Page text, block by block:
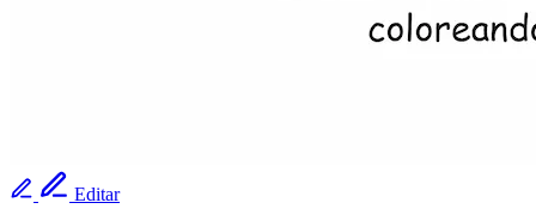
Editar